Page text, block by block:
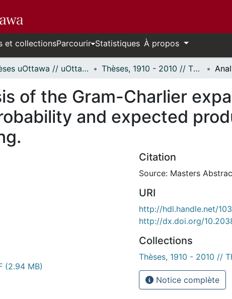
et collectionsParcourir Statistiques À propos
Thèses uOttawa // uOttawa Theses Thèses, 1910 - 2010 // Theses, 1910 - 2010
of the Gram-Charlier
and expected
(2.94 MB)
Citation
Source: Masters
URI
http://hdl.handle.net/
http://dx.doi.org/
Collections
Thèses, 1910 - 2010 //
Notice complète